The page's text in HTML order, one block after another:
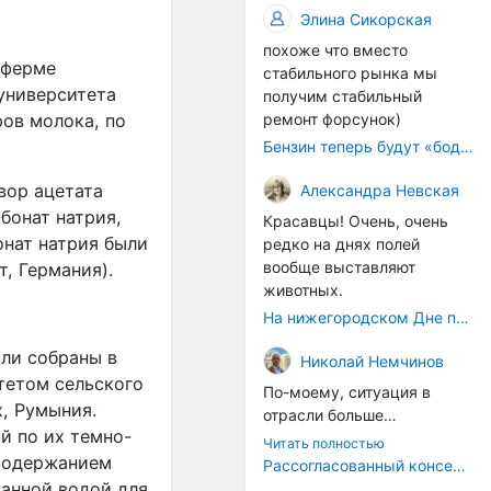
молока, по
ацетата
натрия,
натрия были
Германия).
собраны в
сельского
Румыния.
по их темно-
Сегодняшние
гастротуры — это
событийный,
развлекательный формат.
Его цель — показать
туристу "вкусное" место,
развлечь, дать яркие
безусловно, интересно и
правильно, но это внешний
слой.
А хорошо было бы,
например, не просто
восстановить углицкую
колбасу как артефакт, а
вернуть сам
принцип: продукт как
голос места.Многие
старые рецепты
сохранились в архивах, у
потомков мастеров, в
рынке и бизнесе.
происходящих сегодня
процессов, больше
напоминает судорожное
ситуационное затыкание
дыр.
Элина Сикорская
похоже что вместо
стабильного рынка мы
получим стабильный
ремонт форсунок)
Бензин теперь будут «бодяжить» легально: чего ждать водителям?
Александра Невская
Красавцы! Очень, очень
редко на днях полей
вообще выставляют
животных.
На нижегородском Дне поля было очень много животных
Николай Немчинов
По-моему, ситуация в
отрасли больше
напоминает какие-то
судороги, чем
Читать полностью
Рассогласованный консенсус